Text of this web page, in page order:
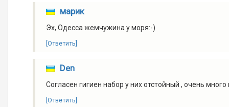
марик
Эх, Одесса жемчужина у моря:-)
[Ответить]
Den
Согласен гигиен набор у них отстойный , очень
[Ответить]